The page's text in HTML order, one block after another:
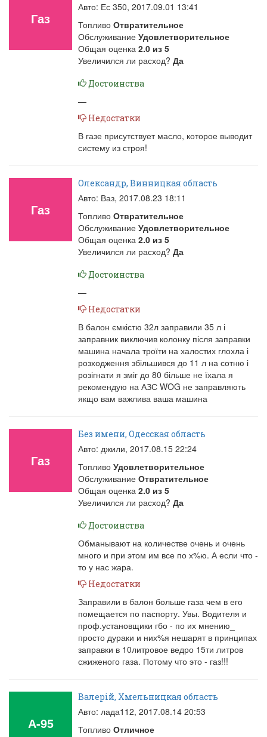
Газ
Авто: Ес 350, 2017.09.01 13:41
Топливо Отвратительное
Обслуживание Удовлетворительное
Общая оценка 2.0 из 5
Увеличился ли расход? Да
Достоинства
—
Недостатки
В газе присутствует масло, которое выводит
систему из строя!
Газ
Олександр, Винницкая область
Авто: Ваз, 2017.08.23 18:11
Топливо Отвратительное
Обслуживание Удовлетворительное
Общая оценка 2.0 из 5
Увеличился ли расход? Да
Достоинства
—
Недостатки
В балон ємкістю 32л заправили 35 л і
заправник виключив колонку після заправки
машина начала троїти на халостих глохла і
розходження збільшився до 11 л на сотню і
розігнати я зміг до 80 більше не їхала я
рекомендую на АЗС WOG не заправляють
якщо вам важлива ваша машина
Газ
Без имени, Одесская область
Авто: джили, 2017.08.15 22:24
Топливо Удовлетворительное
Обслуживание Отвратительное
Общая оценка 2.0 из 5
Увеличился ли расход? Да
Достоинства
Обманывают на количестве очень и очень
много и при этом им все по х%ю. А если что -
то у нас жара.
Недостатки
Заправили в балон больше газа чем в его
помещается по паспорту. Увы. Водителя и
проф.установщики гбо - по их мнению_
просто дураки и них%я нешарят в принципах
заправки в 10литровое ведро 15ти литров
сжиженого газа. Потому что это - газ!!!
А-95
Валерій, Хмельницкая область
Авто: лада112, 2017.08.14 20:53
Топливо Отличное